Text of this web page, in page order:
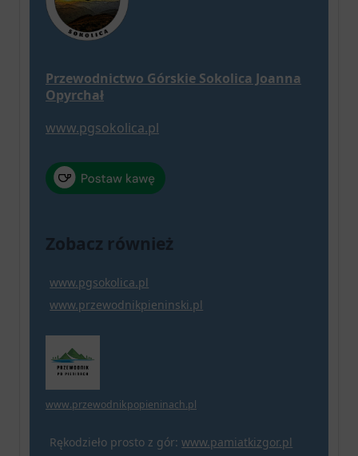
Przewodnictwo Górskie Sokolica Joanna
Opyrchał
www.pgsokolica.pl
Zobacz również
www.pgsokolica.pl
www.przewodnikpieninski.pl
www.przewodnikpopieninach.pl
Rękodzieło prosto z gór:www.pamiatkizgor.pl